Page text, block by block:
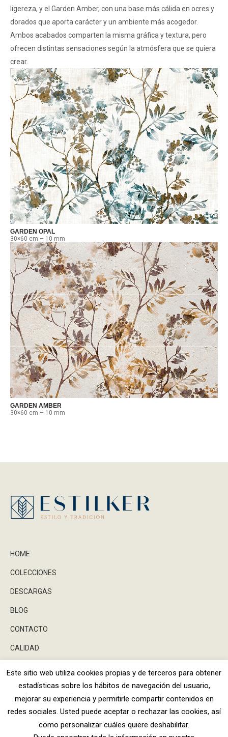
ligereza, y el Garden Amber, con una base más cálida en ocres y
dorados que aporta carácter y un ambiente más acogedor.
Ambos acabados comparten la misma gráfica y textura, pero
ofrecen distintas sensaciones según la atmósfera que se quiera
crear.
GARDEN OPAL
30×60 cm – 10 mm
GARDEN AMBER
30×60 cm – 10 mm
HOME
COLECCIONES
DESCARGAS
BLOG
CONTACTO
CALIDAD
FacebookInstagram
X
ESTILKER 2026 ©AVISO LEGAL -POLÍTICA
Este sitio web utiliza cookies propias y de terceros para obtener
estadísticas sobre los hábitos de navegación del usuario,
mejorar su experiencia y permitirle compartir contenidos en
redes sociales. Usted puede aceptar o rechazar las cookies, así
como personalizar cuáles quiere deshabilitar.